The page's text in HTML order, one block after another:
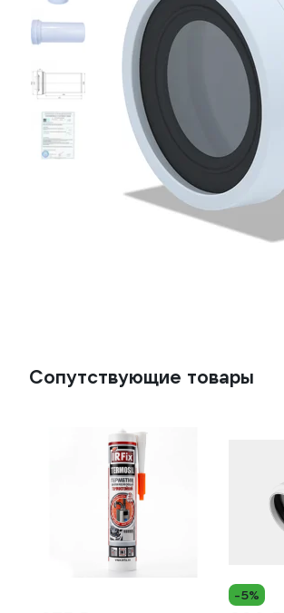
Сопутствующие товары
-5%